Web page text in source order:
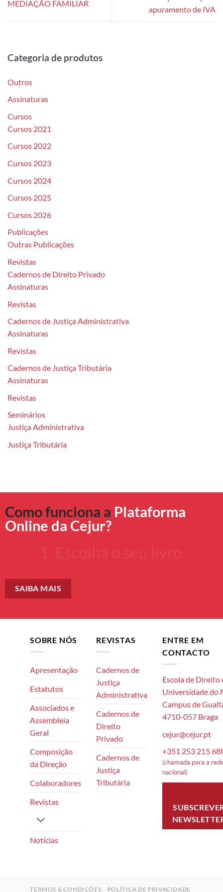
MEDIAÇÃO FAMILIAR
apuramento de IVA
Categoria de produtos
Outros
Assinaturas
Cursos
Cursos 2021
Cursos 2022
Cursos 2023
Cursos 2024
Cursos 2025
Cursos 2026
Publicações
Outras Publicações
Revistas
Cadernos de Direito Privado
Assinaturas
Revistas
Cadernos de Justiça Administrativa
Assinaturas
Revistas
Cadernos de Justiça Tributária
Assinaturas
Revistas
Seminários
Justiça Administrativa
Justiça Tributária
Como funciona a Plataforma
Online da Cejur?
SAIBA MAIS
SOBRE NÓS
Apresentação
Estatutos
Associados e
Assembleia
Geral
Composição
da Direção
Colaboradores
Revistas
Notícias
REVISTAS
Cadernos de
Justiça
Administrativa
Cadernos de
Direito
Privado
Cadernos de
Justiça
Tributária
ENTRE EM
CONTACTO
Escola de Direito
Universidade do
Campus de
4710-057 Braga
cejur@cejur.pt
+351 253 215
(chamada para a
nacional)
TERMOS & CONDIÇÕES
POLÍTICA DE PRIVACIDADE